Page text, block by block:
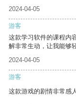
2024-04-05
游客
这款学习软件的课程内
解非常生动，让我能够
2024-04-05
游客
这款游戏的剧情非常感